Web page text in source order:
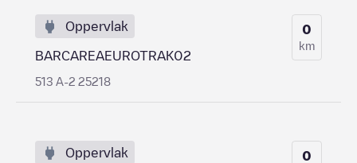
Oppervlak
BARCAREAEUROTRAK02
513 A-2 25218
0
km
Oppervlak 0